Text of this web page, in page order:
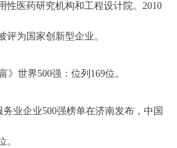
性医药研究机构和工程设计院。2010
评为国家创新型企业。
》世界500强：位列169位。
务业企业500强榜单在济南发布，中国
。